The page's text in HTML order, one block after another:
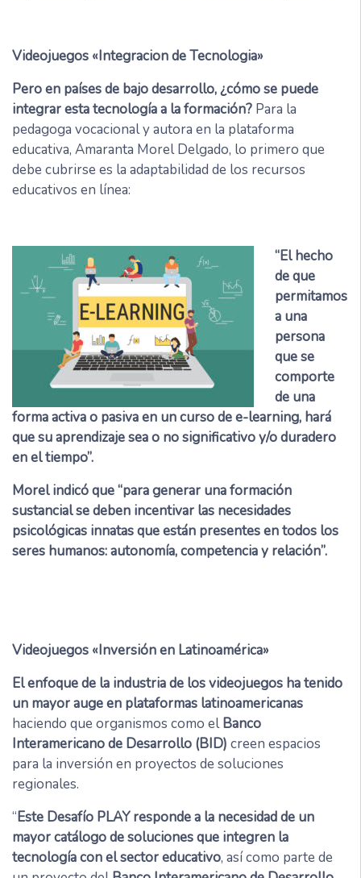
Videojuegos «Integracion de Tecnologia»
Pero en países de bajo desarrollo, ¿cómo se puede
integrar esta tecnología a la formación? Para la
pedagoga vocacional y autora en la plataforma
educativa, Amaranta Morel Delgado, lo primero que
debe cubrirse es la adaptabilidad de los recursos
educativos en línea:
“El hecho
de que
permitamos
a una
persona
que se
comporte
de una
forma activa o pasiva en un curso de e-learning, hará
que su aprendizaje sea o no significativo y/o duradero
en el tiempo”.
Morel indicó que “para generar una formación
sustancial se deben incentivar las necesidades
psicológicas innatas que están presentes en todos los
seres humanos: autonomía, competencia y relación”.
Videojuegos «Inversión en Latinoamérica»
El enfoque de la industria de los videojuegos ha tenido
un mayor auge en plataformas latinoamericanas
haciendo que organismos como elBanco
Interamericano de Desarrollo (BID) creen espacios
para la inversión en proyectos de soluciones
regionales.
“Este Desafío PLAY responde a la necesidad de un
mayor catálogo de soluciones que integren la
tecnología con el sector educativo, así como parte de